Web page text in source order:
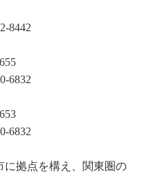
8442
6832
6832
拠点を構え、関東圏の